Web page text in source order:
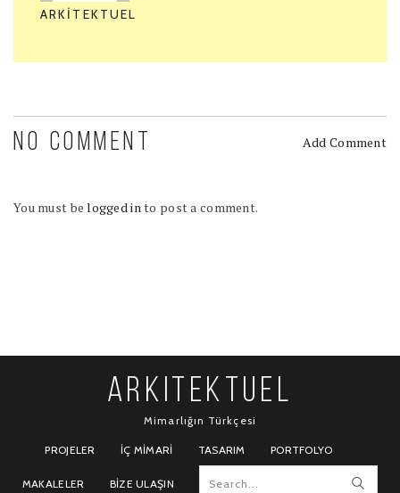
ARKITEKTUEL
NO COMMENT Add Comment
You must belogged into post a comment.
ARKITEKTUEL
Mimarlığın Türkçesi
PROJELER İÇ MIMARI TASARIM PORTFOLYO
MAKALELER BIZE ULAŞIN